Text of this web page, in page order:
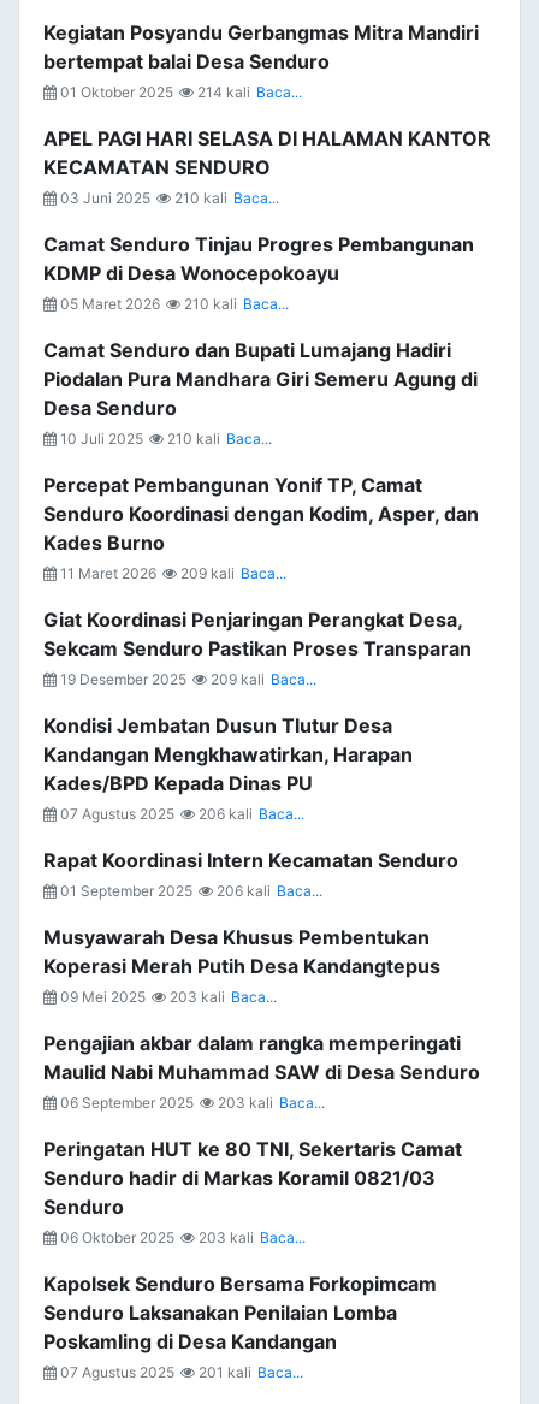
Kegiatan Posyandu Gerbangmas Mitra Mandiri
bertempat balai Desa Senduro
01 Oktober 2025 214 kali Baca...
APEL PAGI HARI SELASA DI HALAMAN KANTOR
KECAMATAN SENDURO
03 Juni 2025 210 kali Baca...
Camat Senduro Tinjau Progres Pembangunan
KDMP di Desa Wonocepokoayu
05 Maret 2026 210 kali Baca...
Camat Senduro dan Bupati Lumajang Hadiri
Piodalan Pura Mandhara Giri Semeru Agung di
Desa Senduro
10 Juli 2025 210 kali Baca...
Percepat Pembangunan Yonif TP, Camat
Senduro Koordinasi dengan Kodim, Asper, dan
Kades Burno
11 Maret 2026 209 kali Baca...
Giat Koordinasi Penjaringan Perangkat Desa,
Sekcam Senduro Pastikan Proses Transparan
19 Desember 2025 209 kali Baca...
Kondisi Jembatan Dusun Tlutur Desa
Kandangan Mengkhawatirkan, Harapan
Kades/BPD Kepada Dinas PU
07 Agustus 2025 206 kali Baca...
Rapat Koordinasi Intern Kecamatan Senduro
01 September 2025 206 kali Baca...
Musyawarah Desa Khusus Pembentukan
Koperasi Merah Putih Desa Kandangtepus
09 Mei 2025 203 kali Baca...
Pengajian akbar dalam rangka memperingati
Maulid Nabi Muhammad SAW di Desa Senduro
06 September 2025 203 kali Baca...
Peringatan HUT ke 80 TNI, Sekertaris Camat
Senduro hadir di Markas Koramil 0821/03
Senduro
06 Oktober 2025 203 kali Baca...
Kapolsek Senduro Bersama Forkopimcam
Senduro Laksanakan Penilaian Lomba
Poskamling di Desa Kandangan
07 Agustus 2025 201 kali Baca...